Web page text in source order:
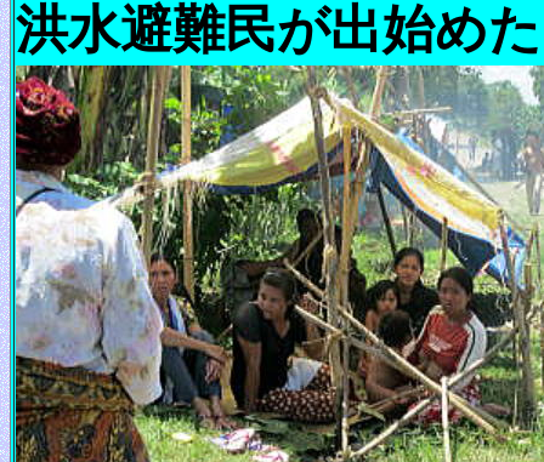
洪水避難民が出始め